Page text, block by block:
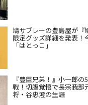
鳩サブレーの豊島屋が『
限定グッズ詳細を発表！
「はとっこ」
『豊臣兄弟！』小一郎
戦！切腹覚悟で長宗我部
将・谷忠澄の生涯